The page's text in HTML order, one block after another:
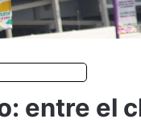
entre el